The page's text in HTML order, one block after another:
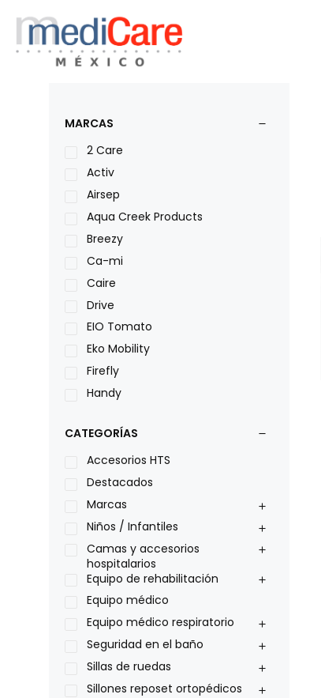
contenido
MARCAS
2 Care
Activ
Airsep
Aqua Creek Products
Breezy
Ca-mi
Caire
Drive
EIO Tomato
Eko Mobility
Firefly
Handy
Leggero
Lumex
Medical Store
Nidek
Oxiplus
Philips
Pride
Roho
Sillas de ruedas Everest Jennings
CATEGORÍAS
Accesorios HTS
Destacados
Marcas
Niños / Infantiles
Camas y accesorios
hospitalarios
Equipo de rehabilitación
Equipo médico
Equipo médico respiratorio
Seguridad en el baño
Sillas de ruedas
Sillones reposet ortopédicos